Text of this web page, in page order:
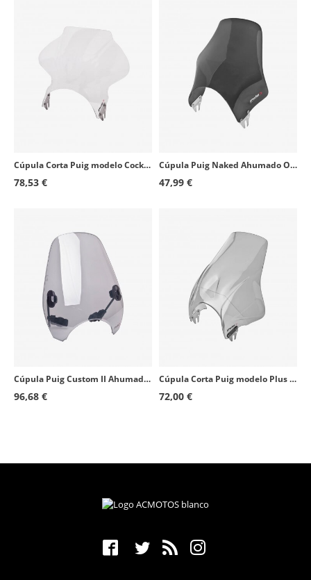
Cúpula Corta Puig modelo Cockpit para Faro Redondo color Transparente 1480W
78,53 €
Cúpula Puig Naked Ahumado Oscuro 0869F para motos de faro redondo
47,99 €
Cúpula Puig Custom II Ahumado 0336H para motos de faro redondo
96,68 €
Cúpula Corta Puig modelo Plus para Faro Redondo color Ahumado 4620H
72,00 €